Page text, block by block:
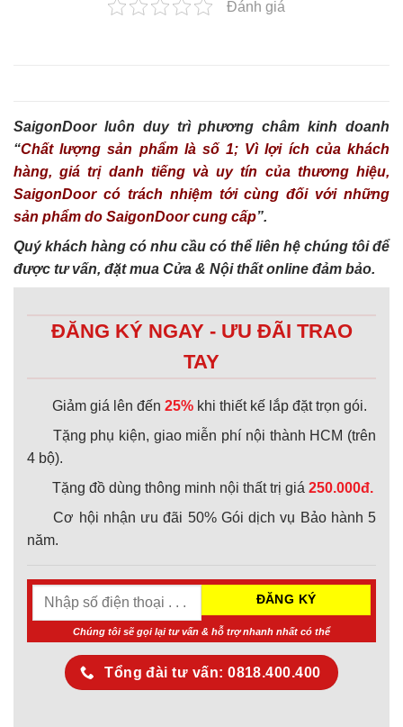
Đánh giá
SaigonDoor luôn duy trì phương châm kinh doanh
“Chất lượng sản phẩm là số 1; Vì lợi ích của khách
hàng, giá trị danh tiếng và uy tín của thương hiệu,
SaigonDoor có trách nhiệm tới cùng đối với những
sản phẩm do SaigonDoor cung cấp”.
Quý khách hàng có nhu cầu có thể liên hệ chúng tôi để
được tư vấn, đặt mua Cửa & Nội thất online đảm bảo.
ĐĂNG KÝ NGAY - ƯU ĐÃI TRAO
TAY
Giảm giá lên đến 25% khi thiết kế lắp đặt trọn gói.
Tặng phụ kiện, giao miễn phí nội thành HCM (trên
4 bộ).
Tặng đồ dùng thông minh nội thất trị giá 250.000đ.
Cơ hội nhận ưu đãi 50% Gói dịch vụ Bảo hành 5
năm.
Chúng tôi sẽ gọi lại tư vấn & hỗ trợ nhanh nhất có thể
Tổng đài tư vấn: 0818.400.400